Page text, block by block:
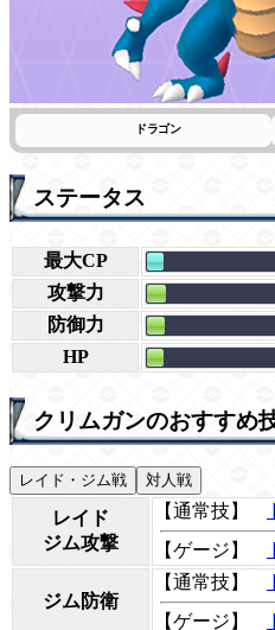
ドラゴン
ステータス
最大CP
攻撃力
防御力
HP
クリムガンのおすすめ
レイド・ジム戦 対人戦
レイド
ジム攻撃
【通常技】
【ゲージ】
ジム防衛
【通常技】
【ゲージ】